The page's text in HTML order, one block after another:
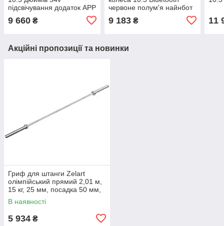
підсвічування додаток APP
9 660 ₴
червоне полум'я найнбот
9 183₴ 11
Акційні пропозиції та новинки
Гриф для штанги Zelart
олімпійський прямий 2,01 м,
15 кг, 25 мм, посадка 50 мм,
хромований
В наявності
5 934 ₴